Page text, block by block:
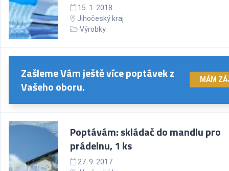
15. 1. 2018
Jihočeský kraj
Výrobky
Zašleme Vám ještě více poptávek z
Vašeho oboru.
MÁM
Poptávám: skládač do mandlu pro
prádelnu, 1 ks
27. 9. 2017